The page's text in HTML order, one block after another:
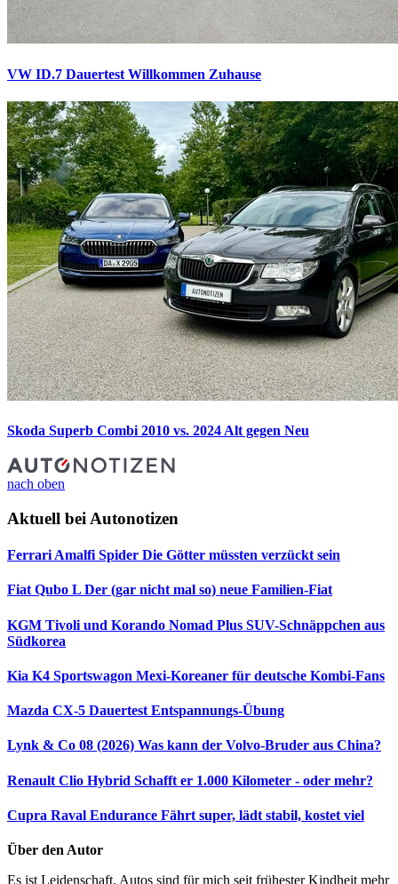
VW ID.7 Dauertest Willkommen Zuhause
Skoda Superb Combi 2010 vs. 2024 Alt gegen Neu
nach oben
Aktuell bei Autonotizen
Ferrari Amalfi Spider Die Götter müssten verzückt sein
Fiat Qubo L Der (gar nicht mal so) neue Familien-Fiat
KGM Tivoli und Korando Nomad Plus SUV-Schnäppchen aus
Südkorea
Kia K4 Sportswagon Mexi-Koreaner für deutsche Kombi-Fans
Mazda CX-5 Dauertest Entspannungs-Übung
Lynk & Co 08 (2026) Was kann der Volvo-Bruder aus China?
Renault Clio Hybrid Schafft er 1.000 Kilometer - oder mehr?
Cupra Raval Endurance Fährt super, lädt stabil, kostet viel
Über den Autor
Es ist Leidenschaft. Autos sind für mich seit frühester Kindheit mehr